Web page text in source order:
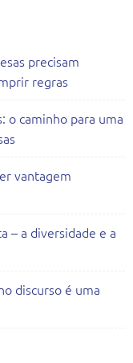
precisam
regras
o caminho para uma
vantagem
– a diversidade e a
discurso é uma